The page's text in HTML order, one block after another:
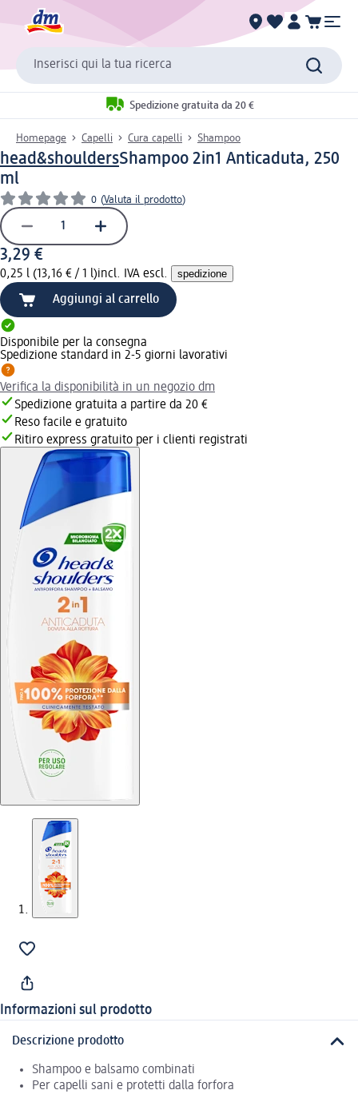
Inserisci qui la tua ricerca
Spedizione gratuita da 20 €
Homepage Capelli Cura capelli Shampoo
head&shouldersShampoo 2in1 Anticaduta, 250
ml
0 (Valuta il prodotto)
3,29 €
0,25 l (13,16 € / 1 l)incl. IVA escl. spedizione
Aggiungi al carrello
Disponibile per la consegna
Spedizione standard in 2-5 giorni lavorativi
Verifica la disponibilità in un negozio dm
Spedizione gratuita a partire da 20 €
Reso facile e gratuito
Ritiro express gratuito per i clienti registrati
Informazioni sul prodotto
Descrizione prodotto
Shampoo e balsamo combinati
Per capelli sani e protetti dalla forfora